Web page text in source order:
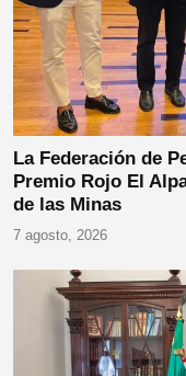
La Federación de
Premio Rojo El
de las Minas
7 agosto, 2026